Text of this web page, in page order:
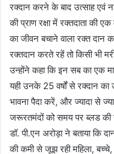
रक्दान करने के बाद उत्साह एवं
की प्राण रक्षा में रक्तदाता की
का जीवन बचाने वाला रक्त दान
रक्तदान करते रहें तो किसी भी
उन्होंने कहा कि इन सब का एक
यही उनके 25 वर्षों से रक्दान
भावना पैदा करें, और ज्यादा से
जरूरतमंदों को समय पर ब्लड की
डॉ. पी.एन अरोड़ा ने बताया कि
की कमी से जूझ रही महिला,